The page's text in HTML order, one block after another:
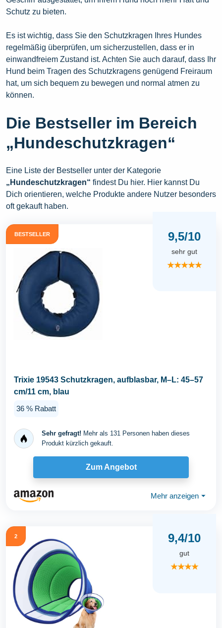
Schutz zu bieten.
Es ist wichtig, dass Sie den Schutzkragen Ihres Hundes
regelmäßig überprüfen, um sicherzustellen, dass er in
einwandfreiem Zustand ist. Achten Sie auch darauf, dass Ihr
Hund beim Tragen des Schutzkragens genügend Freiraum
hat, um sich bequem zu bewegen und normal atmen zu
können.
Die Bestseller im Bereich
„Hundeschutzkragen“
Eine Liste der Bestseller unter der Kategorie
„Hundeschutzkragen“ findest Du hier. Hier kannst Du
Dich orientieren, welche Produkte andere Nutzer besonders
oft gekauft haben.
BESTSELLER 9,5/10
sehr gut
★★★★★
Trixie 19543 Schutzkragen, aufblasbar, M–L: 45–57
cm/11 cm, blau
36 % Rabatt
Sehr gefragt! Mehr als 131 Personen haben dieses
Produkt kürzlich gekauft.
Zum Angebot
Mehr anzeigen ⏷
2 9,4/10
gut
★★★★